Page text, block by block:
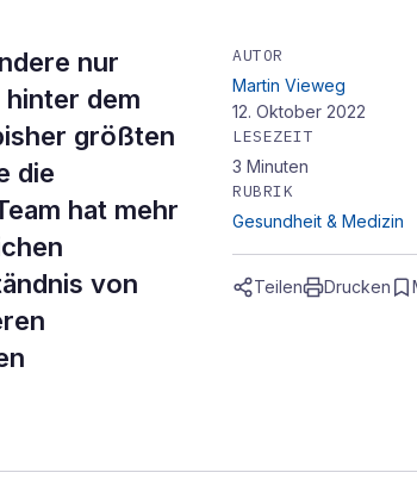
der
nur
dem
größten
die
hat mehr
von
AUTOR
Martin Vieweg
12. Oktober 2022
LESEZEIT
3 Minuten
RUBRIK
Gesundheit & Medizin
Teilen Drucken